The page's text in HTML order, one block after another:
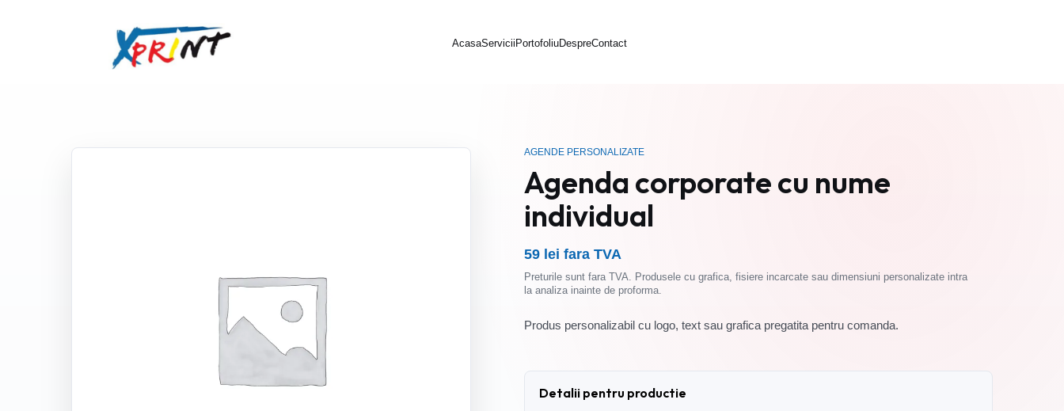
AcasaServicii PortofoliuDespreContact
AGENDE PERSONALIZATE
Agenda corporate cu nume
individual
59 lei fara TVA
Preturile sunt fara TVA. Produsele cu grafica, fisiere incarcate sau dimensiuni personalizate intra
la analiza inainte de proforma.
Produs personalizabil cu logo, text sau grafica pregatita pentru comanda.
Detalii pentru productie